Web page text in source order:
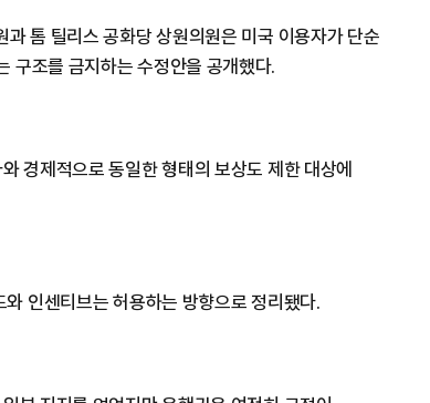
톰 틸리스 공화당 상원의원은 미국 이용자가 단순
구조를 금지하는 수정안을 공개했다.
경제적으로 동일한 형태의 보상도 제한 대상에
인센티브는 허용하는 방향으로 정리됐다.